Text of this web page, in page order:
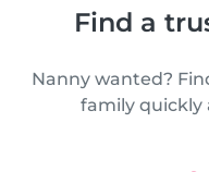
Find a
Nanny wanted?
family quickly